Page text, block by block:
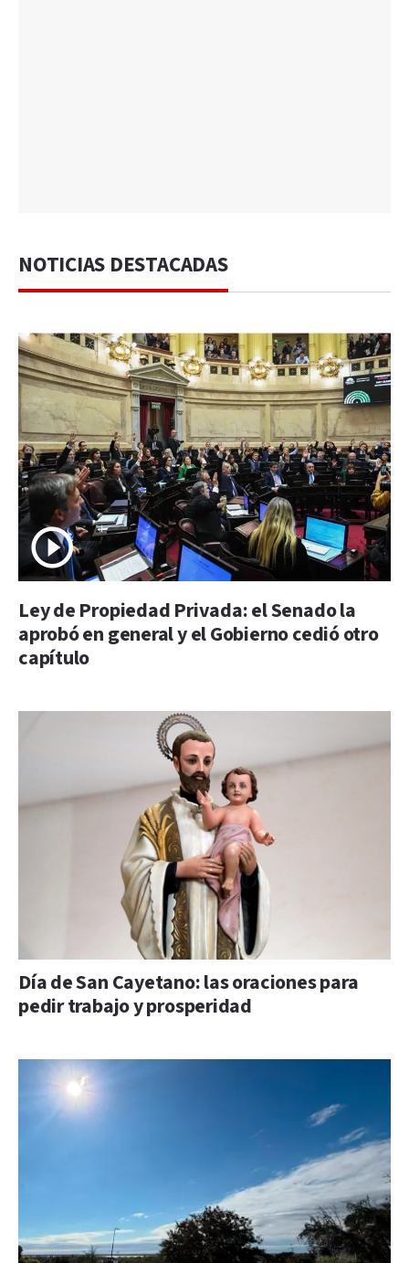
NOTICIAS DESTACADAS
Ley de Propiedad Privada: el Senado la
aprobó en general y el Gobierno cedió otro
capítulo
Día de San Cayetano: las oraciones para
pedir trabajo y prosperidad